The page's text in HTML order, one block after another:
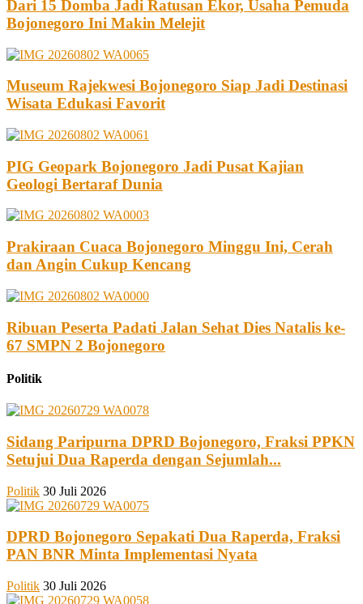
Dari 15 Domba Jadi Ratusan Ekor, Usaha Pemuda
Bojonegoro Ini Makin Melejit
Museum Rajekwesi Bojonegoro Siap Jadi Destinasi
Wisata Edukasi Favorit
PIG Geopark Bojonegoro Jadi Pusat Kajian
Geologi Bertaraf Dunia
Prakiraan Cuaca Bojonegoro Minggu Ini, Cerah
dan Angin Cukup Kencang
Ribuan Peserta Padati Jalan Sehat Dies Natalis ke-
67 SMPN 2 Bojonegoro
Politik
Sidang Paripurna DPRD Bojonegoro, Fraksi PPKN
Setujui Dua Raperda dengan Sejumlah...
Politik 30 Juli 2026
DPRD Bojonegoro Sepakati Dua Raperda, Fraksi
PAN BNR Minta Implementasi Nyata
Politik 30 Juli 2026